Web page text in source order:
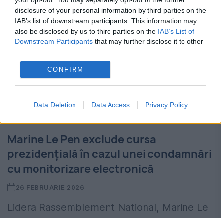
disclosure of your personal information by third parties on the
IAB’s list of downstream participants. This information may
also be disclosed by us to third parties on the IAB’s List of
Downstream Participants that may further disclose it to other
CONFIRM
Data Deletion Data Access Privacy Policy
Marine Le Pen exclude cursa
prezidențială în cazul unei condamnări
cu monitorizare electronică
26 FEBRUARIE 2026
Lidera Rassemblement National, Marine Le